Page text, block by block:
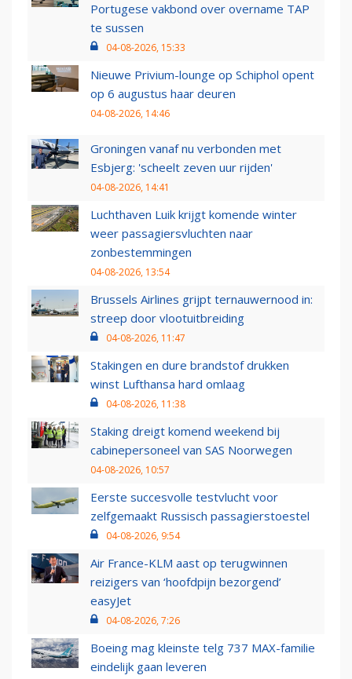
Portugese vakbond over overname TAP
te sussen
04-08-2026, 15:33
Nieuwe Privium-lounge op Schiphol opent
op 6 augustus haar deuren
04-08-2026, 14:46
Groningen vanaf nu verbonden met
Esbjerg: 'scheelt zeven uur rijden'
04-08-2026, 14:41
Luchthaven Luik krijgt komende winter
weer passagiersvluchten naar
zonbestemmingen
04-08-2026, 13:54
Brussels Airlines grijpt ternauwernood in:
streep door vlootuitbreiding
04-08-2026, 11:47
Stakingen en dure brandstof drukken
winst Lufthansa hard omlaag
04-08-2026, 11:38
Staking dreigt komend weekend bij
cabinepersoneel van SAS Noorwegen
04-08-2026, 10:57
Eerste succesvolle testvlucht voor
zelfgemaakt Russisch passagierstoestel
04-08-2026, 9:54
Air France-KLM aast op terugwinnen
reizigers van ‘hoofdpijn bezorgend’
easyJet
04-08-2026, 7:26
Boeing mag kleinste telg 737 MAX-familie
eindelijk gaan leveren